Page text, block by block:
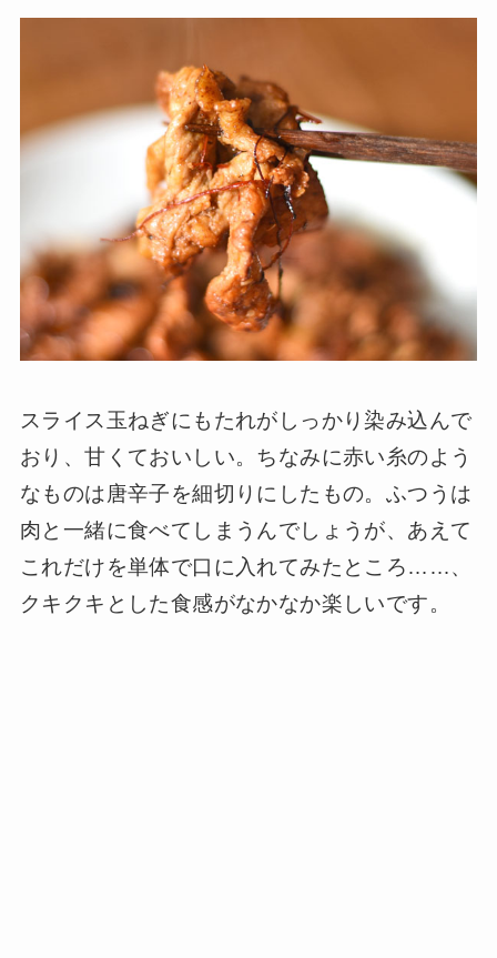
スライス玉ねぎにもたれがしっかり染み込んで
おり、甘くておいしい。ちなみに赤い糸のよう
なものは唐辛子を細切りにしたもの。ふつうは
肉と一緒に食べてしまうんでしょうが、あえて
これだけを単体で口に入れてみたところ……、
クキクキとした食感がなかなか楽しいです。